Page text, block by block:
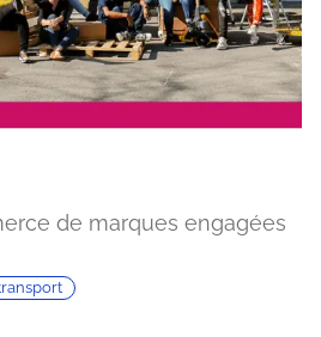
de marques engagées